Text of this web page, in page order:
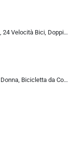
MU 26 Pollici Bicicletta Della Strada, 24 Velocità Bici, Doppio Disco Freno, Acciaio Al Carbonio Telaio, Strada Biciclette…
Bicicletta da Strada 700C per Uomo Donna, Bicicletta da Corsa con Freno a Disco 24/27/30 velocità, Telaio in Acciaio ad Al…